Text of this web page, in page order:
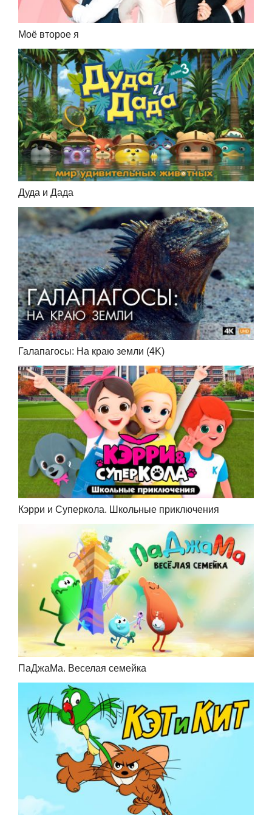
Моё второе я
Дуда и Дада
Галапагосы: На краю земли (4K)
Кэрри и Суперкола. Школьные приключения
ПаДжаМа. Веселая семейка